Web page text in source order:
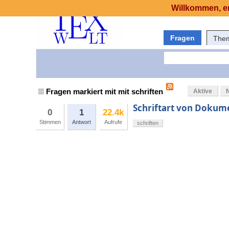
Fragen
Fragen markiert mit mit schriften Aktive
0
Stimmen
1
Antwort
22.4k
Aufrufe
Schriftart von
schriften
Willkommen,